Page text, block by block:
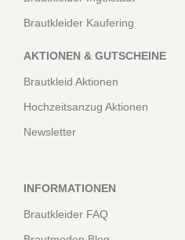
Brautkleider Kaufering
AKTIONEN & GUTSCHEINE
Brautkleid Aktionen
Hochzeitsanzug Aktionen
Newsletter
INFORMATIONEN
Brautkleider FAQ